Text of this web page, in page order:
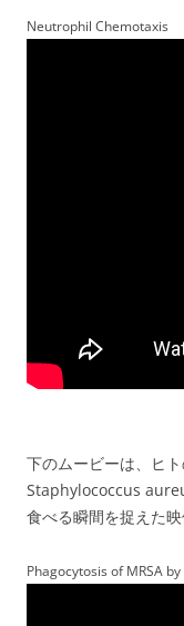
Neutrophil Chemotaxis
下のムービーは、ヒ
Staphylococcus
食べる瞬間を捉えた映
Phagocytosis of MRSA